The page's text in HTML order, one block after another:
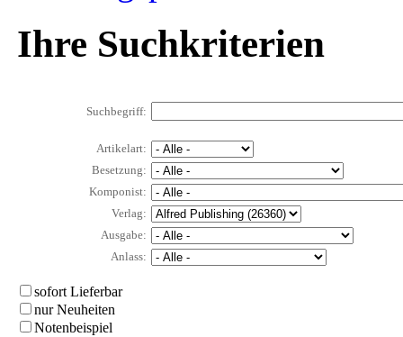
Ihre Suchkriterien
Suchbegriff:
Artikelart:
Besetzung:
Komponist:
Verlag:
Ausgabe:
Anlass:
sofort Lieferbar
nur Neuheiten
Notenbeispiel